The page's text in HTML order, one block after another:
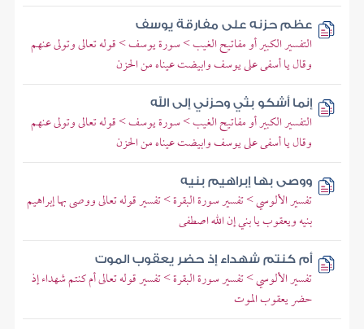
عظم حزنه على مفارقة يوسف
التفسير الكبير أو مفاتيح الغيب > سورة يوسف > قوله تعالى وتولى عنهم
وقال يا أسفى على يوسف وابيضت عيناه من الحزن
إنما أشكو بثي وحزني إلى الله
التفسير الكبير أو مفاتيح الغيب > سورة يوسف > قوله تعالى وتولى عنهم
وقال يا أسفى على يوسف وابيضت عيناه من الحزن
ووصى بها إبراهيم بنيه
تفسير الألوسي > تفسير سورة البقرة > تفسير قوله تعالى ووصى بها إبراهيم
بنيه ويعقوب يا بني إن الله اصطفى
أم كنتم شهداء إذ حضر يعقوب الموت
تفسير الألوسي > تفسير سورة البقرة > تفسير قوله تعالى أم كنتم شهداء إذ
حضر يعقوب الموت